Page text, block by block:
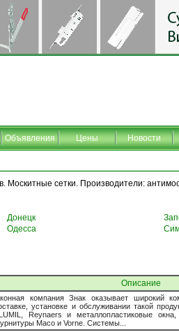
Объявления Цены Новости
Москитные сетки. Производители:
Донецк
Одесса
Описание
компания Знак оказывает широкий
установке и обслуживании такой
Reynaers и металлопластиковые
Maco и Vorne. Системы...